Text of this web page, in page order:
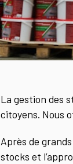
La gestion des
citoyens. Nous
Après de
stocks et